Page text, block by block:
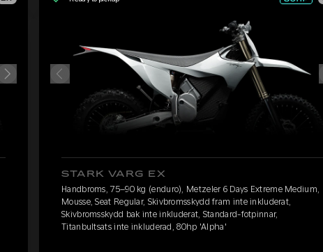
STARK VARG EX
Handbroms, 75–90 kg (enduro), Metzeler 6 Days Extreme Medium,
Mousse, Seat Regular, Skivbromsskydd fram inte inkluderat,
Skivbromsskydd bak inte inkluderat, Standard-fotpinnar,
Titanbultsats inte inkluderad, 80hp 'Alpha'